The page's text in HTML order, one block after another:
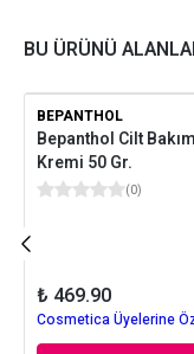
BU ÜRÜNÜ
BEPANTHOL
Bepanthol Cilt Bakım
Kremi 50 Gr.
(0)
₺ 469.90
Cosmetica Üyelerine